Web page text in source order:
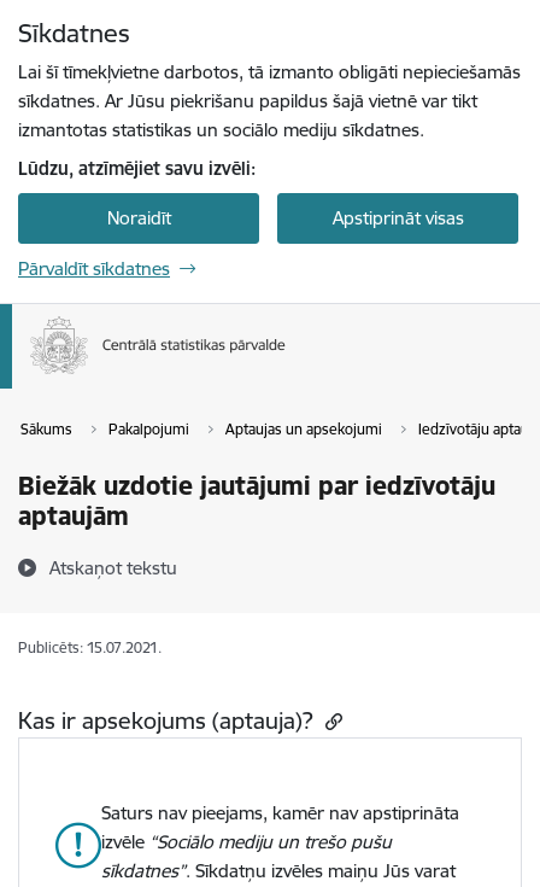
Sīkdatnes
Lai šī tīmekļvietne darbotos, tā izmanto obligāti nepieciešamās
sīkdatnes. Ar Jūsu piekrišanu papildus šajā vietnē var tikt
izmantotas statistikas un sociālo mediju sīkdatnes.
Lūdzu, atzīmējiet savu izvēli:
Noraidīt Apstiprināt visas
Pārvaldīt sīkdatnes
Sākums Pakalpojumi Aptaujas un apsekojumi Iedzīvotāju
Biežāk uzdotie jautājumi par iedzīvotāju
aptaujām
Atskaņot tekstu
Publicēts: 15.07.2021.
Kas ir apsekojums (aptauja)?
Saturs nav pieejams, kamēr nav apstiprināta
izvēle “Sociālo mediju un trešo pušu
sīkdatnes”. Sīkdatņu izvēles maiņu Jūs varat